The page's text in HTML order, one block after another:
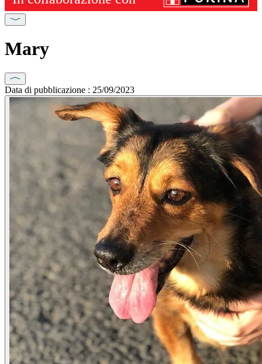
Mary
Data di pubblicazione : 25/09/2023